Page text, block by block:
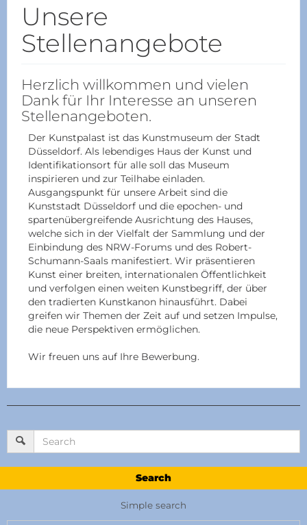
Unsere
Stellenangebote
Herzlich willkommen und vielen
Dank für Ihr Interesse an unseren
Stellenangeboten.
Der Kunstpalast ist das Kunstmuseum der Stadt
Düsseldorf. Als lebendiges Haus der Kunst und
Identifikationsort für alle soll das Museum
inspirieren und zur Teilhabe einladen.
Ausgangspunkt für unsere Arbeit sind die
Kunststadt Düsseldorf und die epochen- und
spartenübergreifende Ausrichtung des Hauses,
welche sich in der Vielfalt der Sammlung und der
Einbindung des NRW-Forums und des Robert-
Schumann-Saals manifestiert. Wir präsentieren
Kunst einer breiten, internationalen Öffentlichkeit
und verfolgen einen weiten Kunstbegriff, der über
den tradierten Kunstkanon hinausführt. Dabei
greifen wir Themen der Zeit auf und setzen Impulse,
die neue Perspektiven ermöglichen.
Wir freuen uns auf Ihre Bewerbung.
Search
Simple search